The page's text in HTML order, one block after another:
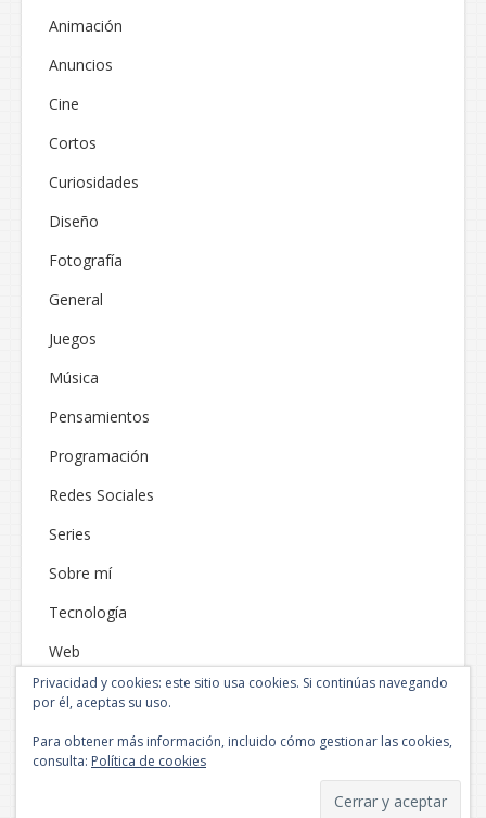
Animación
Anuncios
Cine
Cortos
Curiosidades
Diseño
Fotografía
General
Juegos
Música
Pensamientos
Programación
Redes Sociales
Series
Sobre mí
Tecnología
Web
Tema: Neblue por
Privacidad y cookies: este sitio usa cookies. Si continúas navegando
por él, aceptas su uso.
Para obtener más información, incluido cómo gestionar las cookies,
consulta: Política de cookies